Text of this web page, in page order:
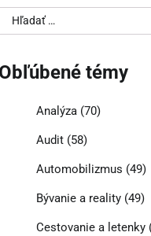
Hľadať:
Obľúbené témy
Analýza(70)
Audit(58)
Automobilizmus (49)
Bývanie a reality(49)
Cestovanie a letenky